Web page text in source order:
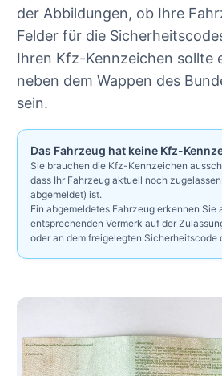
der Abbildungen, ob Ihre
Felder für die
Ihren Kfz-Kennzeichen sollte
neben dem Wappen des
sein.
Das Fahrzeug hat keine Kfz-
Sie brauchen die Kfz-Kennzeichen
dass Ihr Fahrzeug aktuell noch
abgemeldet) ist.
Ein abgemeldetes Fahrzeug erkennen Sie
entsprechenden Vermerk auf der
oder an dem freigelegten Sicherheitscode